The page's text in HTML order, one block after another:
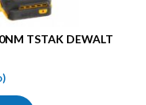
TSTAK DEWALT